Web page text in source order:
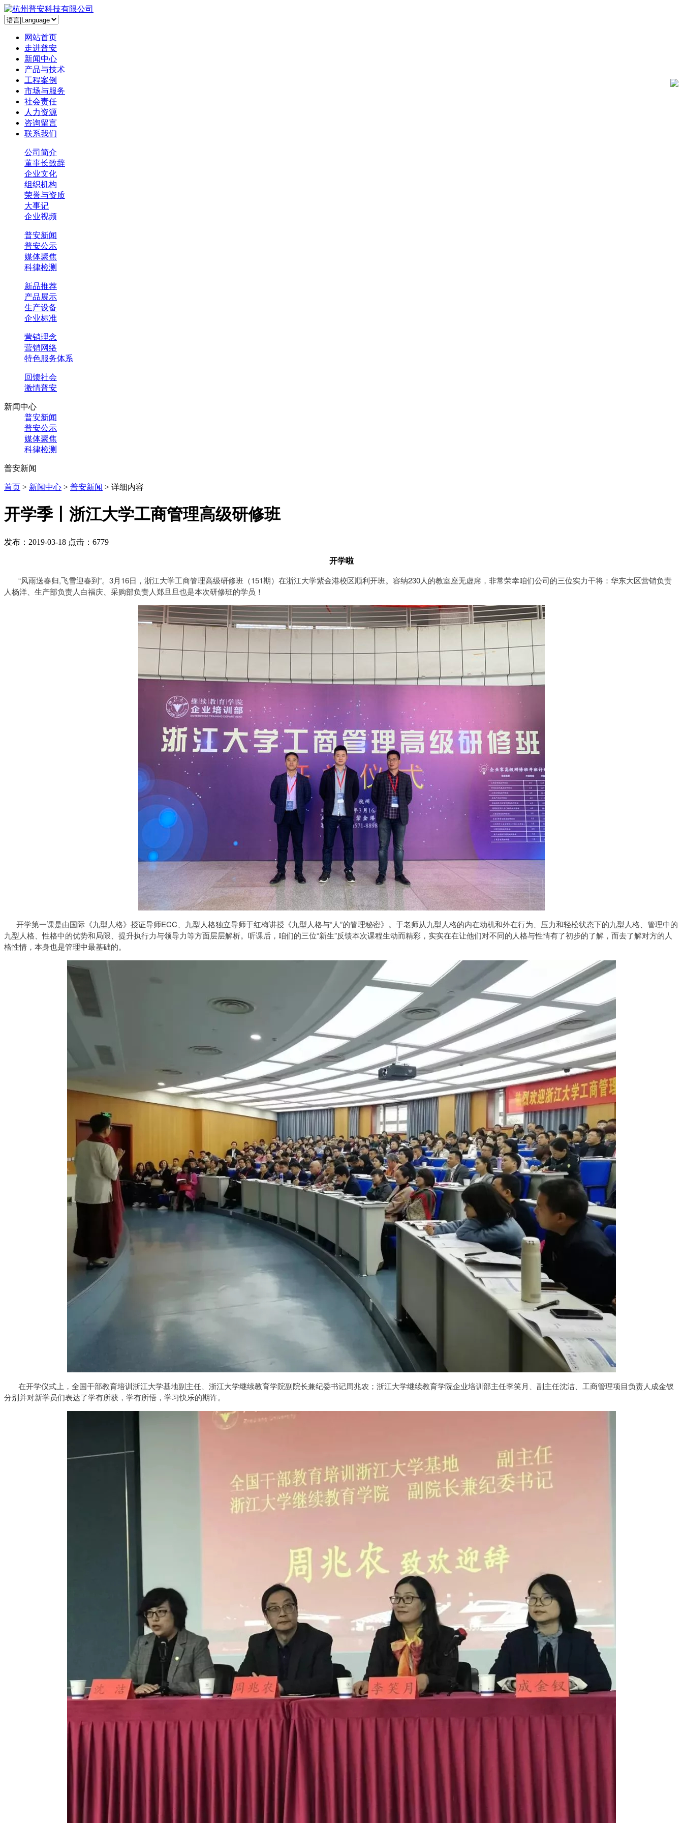
网站首页
走进普安
新闻中心
产品与技术
工程案例
市场与服务
社会责任
人力资源
咨询留言
联系我们
公司简介
董事长致辞
企业文化
组织机构
荣誉与资质
大事记
企业视频
普安新闻
普安公示
媒体聚焦
科律检测
新品推荐
产品展示
生产设备
企业标准
营销理念
营销网络
特色服务体系
回馈社会
激情普安
新闻中心
普安新闻
普安公示
媒体聚焦
科律检测
普安新闻
首页 > 新闻中心 > 普安新闻 > 详细内容
开学季丨浙江大学工商管理高级研修班
发布：2019-03-18 点击：6779
开学啦
“风雨送春归,飞雪迎春到”。3月16日，浙江大学工商管理高级研修班（151期）在浙江大学紫金港校区顺利开班。容纳230人的教室座无虚席，非常荣幸咱们公司的三位实力干将：华东大区营销负责
人杨洋、生产部负责人白福庆、采购部负责人郑旦旦也是本次研修班的学员！
开学第一课是由国际《九型人格》授证导师ECC、九型人格独立导师于红梅讲授《九型人格与“人”的管理秘密》。于老师从九型人格的内在动机和外在行为、压力和轻松状态下的九型人格、管理中的
九型人格、性格中的优势和局限、提升执行力与领导力等方面层层解析。听课后，咱们的三位“新生”反馈本次课程生动而精彩，实实在在让他们对不同的人格与性情有了初步的了解，而去了解对方的人
格性情，本身也是管理中最基础的。
在开学仪式上，全国干部教育培训浙江大学基地副主任、浙江大学继续教育学院副院长兼纪委书记周兆农；浙江大学继续教育学院企业培训部主任李笑月、副主任沈洁、工商管理项目负责人成金钗
分别并对新学员们表达了学有所获，学有所悟，学习快乐的期许。